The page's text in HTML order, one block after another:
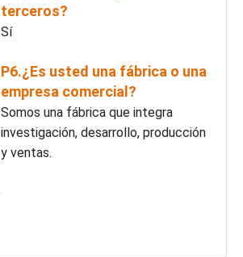
terceros?
Sí
P6.¿Es usted una fábrica o una
empresa comercial?
Somos una fábrica que integra
investigación, desarrollo, producción
y ventas.